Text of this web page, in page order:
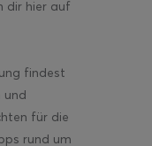
dir hier auf
findest
und
für die
rund um